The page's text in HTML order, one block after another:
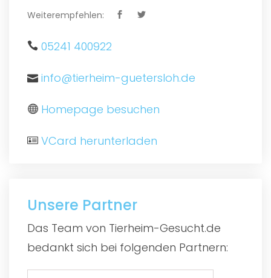
Weiterempfehlen:
05241 400922
info@tierheim-guetersloh.de
Homepage besuchen
VCard herunterladen
Unsere Partner
Das Team von Tierheim-Gesucht.de
bedankt sich bei folgenden Partnern: